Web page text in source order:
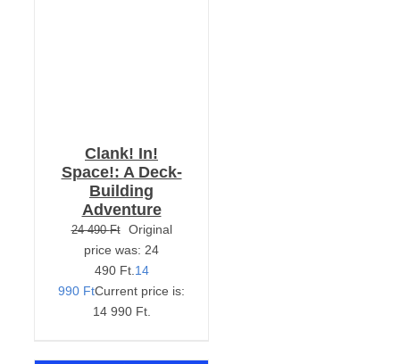
Clank! In!
Space!: A Deck-
Building
Adventure
24 490Ft
Original
price was: 24
490 Ft.14
990 FtCurrent price is:
14 990 Ft.